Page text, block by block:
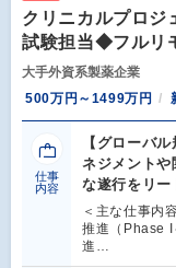
クリニカルプロジ
試験担当◆フルリ
大手外資系製薬企業
500万円～1499万円
仕事
内容
【グローバ
ネジメントや
な遂行をリー
＜主な仕事内
推進（Phase I
進…